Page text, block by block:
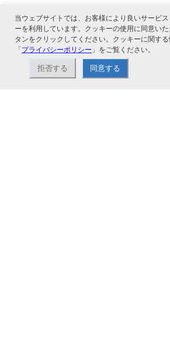
関連サービス
当ウェブサイトでは、お客様により良いサービ
ーを利用しています。クッキーの使用に同意い
タンをクリックしてください。クッキーに関す
「プライバシーポリシー 」をご覧ください。
拒否する 同意する